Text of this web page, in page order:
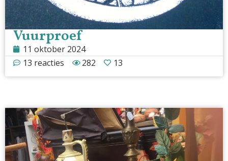
Vuurproef
11 oktober 2024
13 reacties
282 13